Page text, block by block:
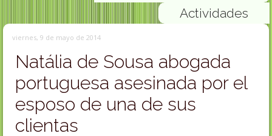
Actividades
viernes, 9 de mayo de 2014
Natália de Sousa abogada
portuguesa asesinada por el
esposo de una de sus
clientas